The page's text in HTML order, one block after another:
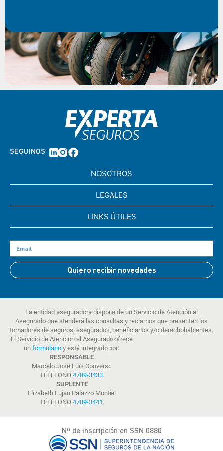
SEGUINOS
NOSOTROS
LEGALES
LINKS ÚTILES
Quiero recibir novedades
La entidad aseguradora dispone de un Servicio de Atención al
Asegurado que atenderá las consultas y reclamos que presenten los
tomadores de seguros, asegurados, beneficiarios y/o derechohabientes.
El Servicio de Atención al Asegurado ofrece
un formulario y está integrado por:
RESPONSABLE
Marcelo José Luis Converso
TÉLEFONO 4789-3433.
SUPLENTE
Elizabeth Lujan Palazzo Montiel
TÉLEFONO 4789-3441 .
Nº de inscripción en SSN 0880